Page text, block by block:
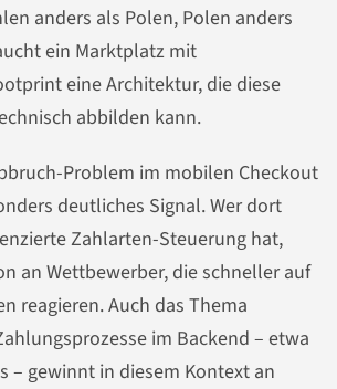
anders als Polen, Polen anders
ein Marktplatz mit
eine Architektur, die diese
abbilden kann.
Problem im mobilen Checkout
deutliches Signal. Wer dort
Zahlarten-Steuerung hat,
an Wettbewerber, die schneller auf
reagieren. Auch das Thema
im Backend – etwa
– gewinnt in diesem Kontext an